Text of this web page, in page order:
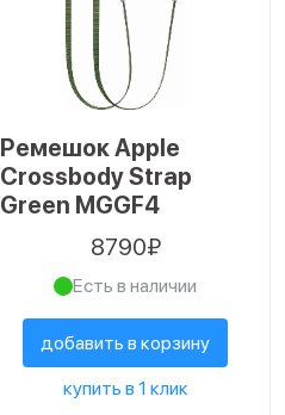
Ремешок Apple
Crossbody Strap
Green MGGF4
8790₽
Есть в наличии
добавить в корзину
купить в 1 клик